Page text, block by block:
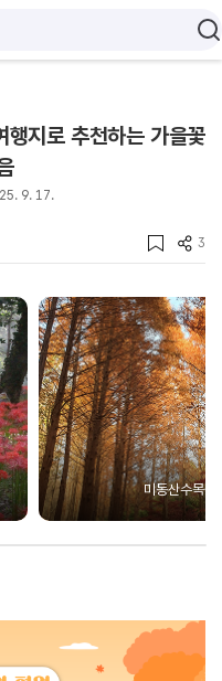
지로 추천하는 가을꽃
9. 17.
3
미동산수목원